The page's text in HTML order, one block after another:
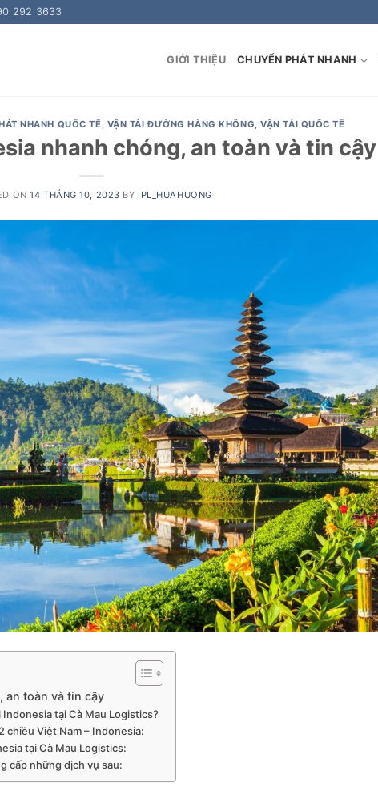
292 3633
GIỚI THIỆU CHUYỂN PHÁT NHANH
NHANH QUỐC TẾ, VẬN TẢI ĐƯỜNG HÀNG KHÔNG,VẬN TẢI QUỐC TẾ
nhanh chóng, an toàn và tin cậy
ON14 THÁNG 10, 2023 BY IPL_HUAHUONG
an toàn và tin cậy
tại Cà Mau Logistics?
chiều Việt Nam – Indonesia:
tại Cà Mau Logistics:
cấp những dịch vụ sau: